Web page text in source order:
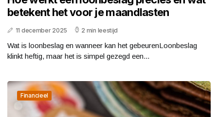
betekent het voor je maandlasten
11 december 2025 2 min leestijd
Wat is loonbeslag en wanneer kan het gebeurenLoonbeslag
klinkt heftig, maar het is simpel gezegd een...
Financieel